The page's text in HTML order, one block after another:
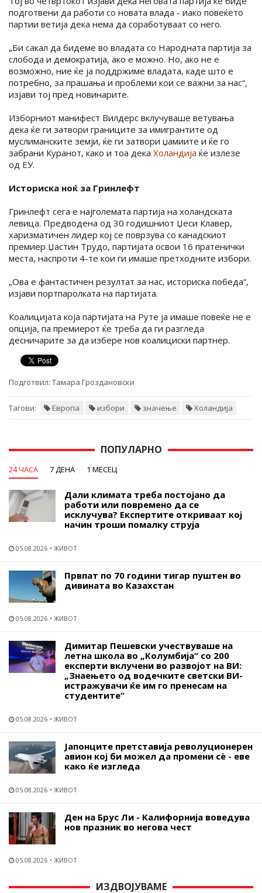
подготвени да работи со новата влада - иако повеќето
партии ветија дека нема да соработуваат со него.
„Би сакал да бидеме во владата со Народната партија за
слобода и демократија, ако е можно. Но, ако не е
возможно, ние ќе ја поддржиме владата, каде што е
потребно, за прашања и проблеми кои се важни за нас“,
изјави тој пред новинарите.
Изборниот манифест Вилдерс вклучуваше ветувања
дека ќе ги затвори границите за имигрантите од
муслиманските земји, ќе ги затвори џамиите и ќе го
забрани Куранот, како и тоа дека Холандија ќе излезе
од ЕУ.
Историска ноќ за Гринлефт
Гринлефт сега е најголемата партија на холандската
левица. Предводена од 30 годишниот Џеси Клавер,
харизматичен лидер кој се поврзува со канадскиот
премиер Џастин Трудо, партијата освои 16 пратенички
места, наспроти 4-те кои ги имаше претходните избори.
„Ова е фантастичен резултат за нас, историска победа“,
изјави портпаролката на партијата.
Коалицијата која партијата на Руте ја имаше повеќе не е
опција, па премиерот ќе треба да ги разгледа
десничарите за да избере нов коалициски партнер.
Подготвил: Тамара Гроздановски
Тагови: Европа избори значење Холандија
ПОПУЛАРНО
24 ЧАСА 7 ДЕНА 1 МЕСЕЦ
Дали климата треба постојано да
работи или повремено да се
исклучува? Експертите откриваат кој
начин троши помалку струја
05.08.2026 ЖИВОТ
Првпат по 70 години тигар пуштен во
дивината во Казахстан
05.08.2026 ЖИВОТ
Димитар Пешевски учествуваше на
летна школа во „Колумбија“ со 200
експерти вклучени во развојот на ВИ:
„Знаењето од водечките светски ВИ-
истражувачи ќе им го пренесам на
студентите“
05.08.2026 ЖИВОТ
Јапонците претставија револуционерен
авион кој би можел да промени сѐ - еве
како ќе изгледа
05.08.2026 ЖИВОТ
Ден на Брус Ли - Калифорнија воведува
нов празник во негова чест
05.08.2026 ЖИВОТ
ИЗДВОЈУВАМЕ